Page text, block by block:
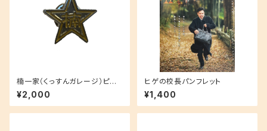
楠一家（くっすんガレージ）ピン
バッチ（映画「銀幕の詩」限定）
¥2,000
ヒゲの校長パンフレット
¥1,400